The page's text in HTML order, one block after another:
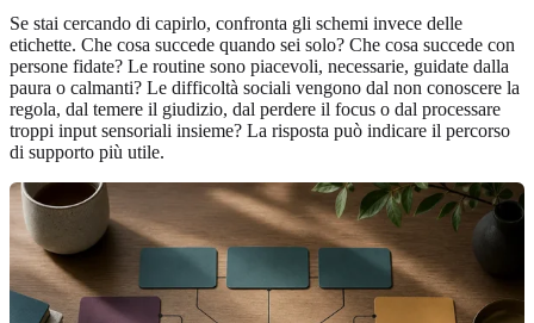
Se stai cercando di capirlo, confronta gli schemi invece delle
etichette. Che cosa succede quando sei solo? Che cosa succede con
persone fidate? Le routine sono piacevoli, necessarie, guidate dalla
paura o calmanti? Le difficoltà sociali vengono dal non conoscere la
regola, dal temere il giudizio, dal perdere il focus o dal processare
troppi input sensoriali insieme? La risposta può indicare il percorso
di supporto più utile.